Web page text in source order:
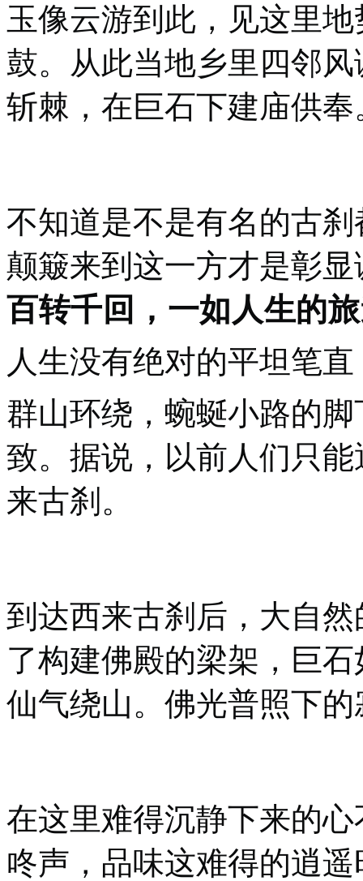
玉像云游到此，见这里
鼓。从此当地乡里四邻
斩棘，在巨石下建庙供奉
不知道是不是有名的古
颠簸来到这一方才是彰
百转千回，一如人生的
人生没有绝对的平坦笔
群山环绕，蜿蜒小路的
致。据说，以前人们只
来古刹。
到达西来古刹后，大自
了构建佛殿的梁架，巨
仙气绕山。佛光普照下
在这里难得沉静下来的
咚声，品味这难得的逍